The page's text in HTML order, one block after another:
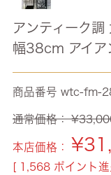
アンティーク調
幅38cm アイア
商品番号 wtc-fm-
通常価格： ¥
本店価格： ¥
[ 1,568 ポイント